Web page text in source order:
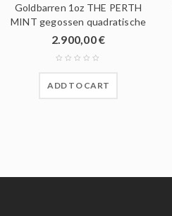
Goldbarren 1oz THE PERTH
MINT gegossen quadratische
2.900,00€
ADD TO CART